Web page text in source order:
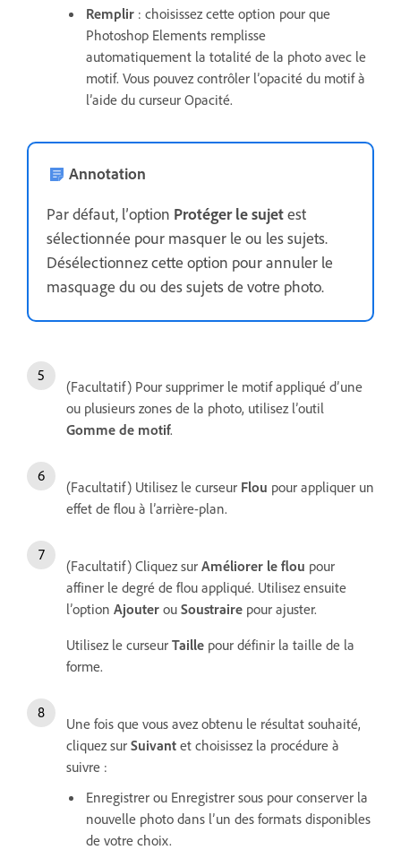
Remplir : choisissez cette option pour que
Photoshop Elements remplisse
automatiquement la totalité de la photo avec le
motif. Vous pouvez contrôler l’opacité du motif à
l’aide du curseur Opacité.
Annotation
Par défaut, l’option Protéger le sujetest
sélectionnée pour masquer le ou les sujets.
Désélectionnez cette option pour annuler le
masquage du ou des sujets de votre photo.
(Facultatif) Pour supprimer le motif appliqué d’une
ou plusieurs zones de la photo, utilisez l’outil
Gomme de motif.
(Facultatif) Utilisez le curseur Flou pour appliquer un
effet de flou à l’arrière-plan.
(Facultatif) Cliquez sur Améliorer le flou pour
affiner le degré de flou appliqué. Utilisez ensuite
l’option Ajouter ou Soustraire pour ajuster.
Utilisez le curseur Taille pour définir la taille de la
forme.
Une fois que vous avez obtenu le résultat souhaité,
cliquez sur Suivant et choisissez la procédure à
suivre :
Enregistrer ou Enregistrer sous pour conserver la
nouvelle photo dans l’un des formats disponibles
de votre choix.